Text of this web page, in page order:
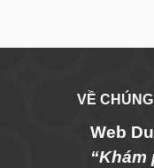
VỀ CHÚNG
Web
“Khám